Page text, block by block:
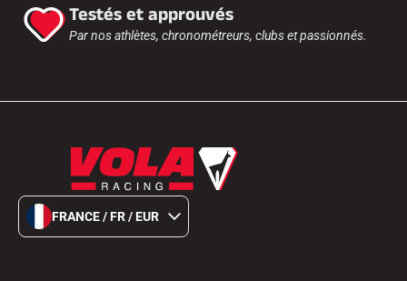
Testés et approuvés
Par nos athlètes, chronométreurs, clubs et passionnés.
FRANCE / FR / EUR